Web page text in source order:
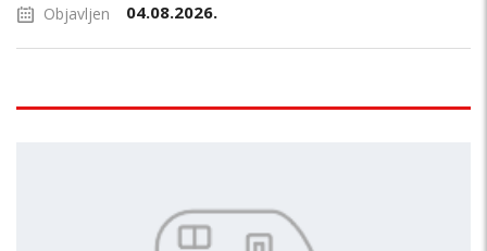
Objavljen 04.08.2026.